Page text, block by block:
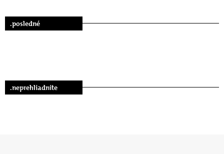
.posledné
.neprehliadnite